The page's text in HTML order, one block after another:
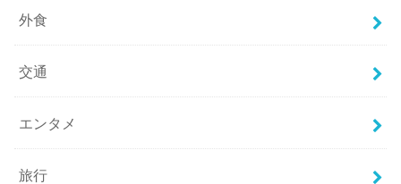
外食
交通
エンタメ
旅行